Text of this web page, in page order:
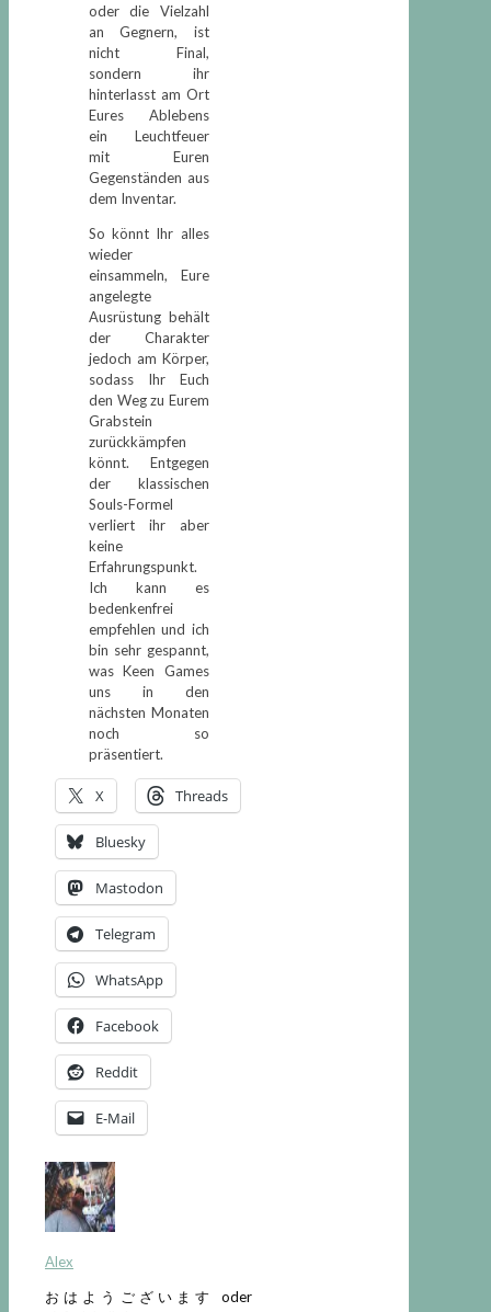
oder die Vielzahl
an Gegnern, ist
nicht Final,
sondern ihr
hinterlasst am Ort
Eures Ablebens
ein Leuchtfeuer
mit Euren
Gegenständen aus
dem Inventar.
So könnt Ihr alles
wieder
einsammeln, Eure
angelegte
Ausrüstung behält
der Charakter
jedoch am Körper,
sodass Ihr Euch
den Weg zu Eurem
Grabstein
zurückkämpfen
könnt. Entgegen
der klassischen
Souls-Formel
verliert ihr aber
keine
Erfahrungspunkt.
Ich kann es
bedenkenfrei
empfehlen und ich
bin sehr gespannt,
was Keen Games
uns in den
nächsten Monaten
noch so
präsentiert.
X Threads
Bluesky
Mastodon
Telegram
WhatsApp
Facebook
Reddit
E-Mail
Alex
おはようございます oder